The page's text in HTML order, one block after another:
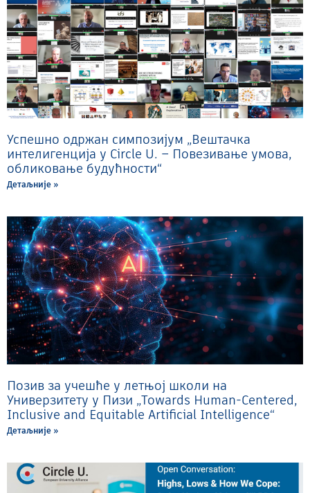
Успешно одржан симпозијум „Вештачка
интелигенција у Circle U. – Повезивање умова,
обликовање будућности“
Детаљније »
Позив за учешће у летњој школи на
Универзитету у Пизи „Towards Human-Centered,
Inclusive and Equitable Artificial Intelligence“
Детаљније »